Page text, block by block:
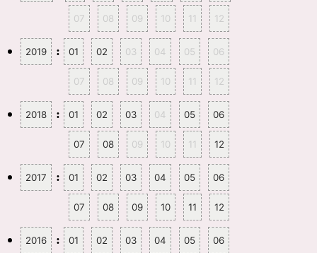
で
開
き
ま
く
だ
さ
い
(
新
し
い
ウ
ィ
ン
ド
で
開
き
ま
す
)
07 08 09 10 11 12
2019 : 01 02 03 04 05 06
07 08 09 10 11 12
2018 : 01 02 03 04 05 06
07 08 09 10 11 12
2017 : 01 02 03 04 05 06
07 08 09 10 11 12
2016 : 01 02 03 04 05 06